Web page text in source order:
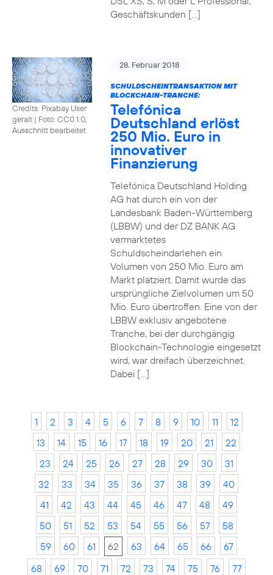
Geschäftskunden […]
Credits: Pixabay User
geralt | Foto: CC0 1.0,
Ausschnitt bearbeitet
28. Februar 2018
SCHULDSCHEINTRANSAKTION MIT
BLOCKCHAIN-TRANCHE:
Telefónica
Deutschland erlöst
250 Mio. Euro in
innovativer
Finanzierung
Telefónica Deutschland Holding
AG hat durch ein von der
Landesbank Baden-Württemberg
(LBBW) und der DZ BANK AG
vermarktetes
Schuldscheindarlehen ein
Volumen von 250 Mio. Euro am
Markt platziert. Damit wurde das
ursprüngliche Zielvolumen um 50
Mio. Euro übertroffen. Eine von der
LBBW exklusiv angebotene
Tranche, bei der durchgängig
Blockchain-Technologie eingesetzt
wird, war dreifach überzeichnet.
Dabei […]
1 2 3 4 5 6 7 8 9 10 11
12
13
14 15 16 17 18 19 20 21
22
23
24 25 26 27 28 29 30
31
32
33 34 35 36 37 38 39
40
41
42 43 44 45 46 47 48
49
50
51 52 53 54 55 56 57
58
59
60 61 62 63 64 65 66
67
68
69 70 71 72 73 74 75 76
77